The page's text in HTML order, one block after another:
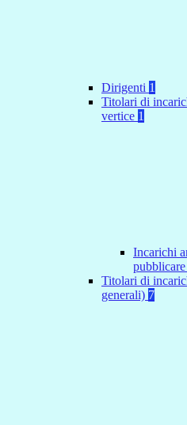
Dirigenti 1
Titolari di
vertice 1
Incarichi
Titolari di
generali) 7